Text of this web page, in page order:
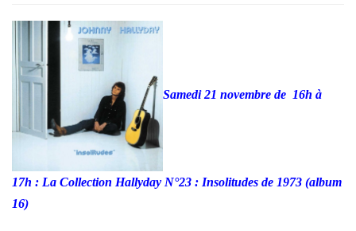
Samedi 21 novembre de 16h à
17h : La Collection Hallyday N°23 : Insolitudes de 1973 (album
16)